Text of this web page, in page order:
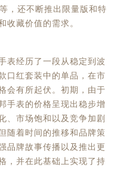
，还不断推出限量版和特
收藏价值的需求。
经历了一段从稳定到波
口红套装中的单品，在市
会有所起伏。初期，由于
手表的价格呈现出稳步增
、市场饱和以及竞争加剧
随着时间的推移和品牌策
品牌故事传播以及推出更
，并在此基础上实现了持